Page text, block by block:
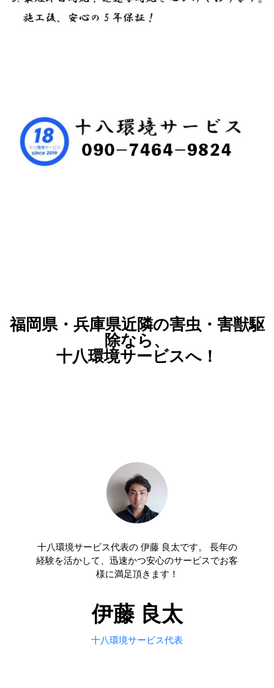
福岡県・兵庫県近隣の害虫・害獣駆
除なら、
十八環境サービスへ！
十八環境サービス代表の 伊藤 良太です。 長年の
経験を活かして、迅速かつ安心のサービスでお客
様に満足頂きます！
伊藤 良太
十八環境サービス代表